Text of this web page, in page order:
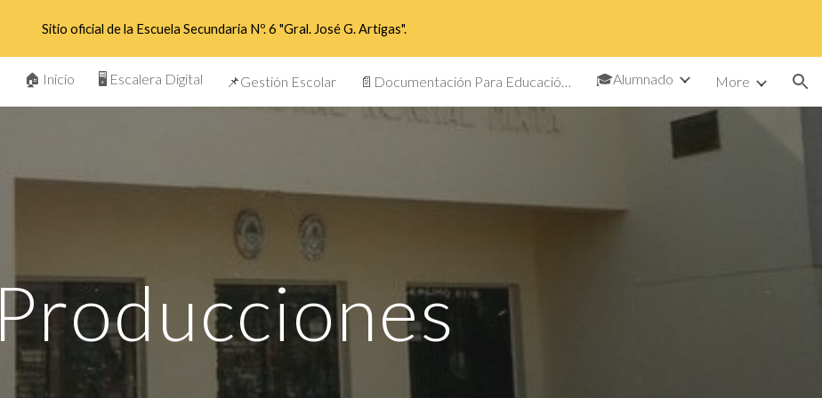
Skip to main content Skip to navigation
Sitio oficial de la Escuela Secundaria Nº. 6 "Gral. José G. Artigas".
🏠 Inicio 🖥️ Escalera Digital 📌Gestión Escolar 📄Documentación Para Educación Física 🎓Alumnado More
Producciones